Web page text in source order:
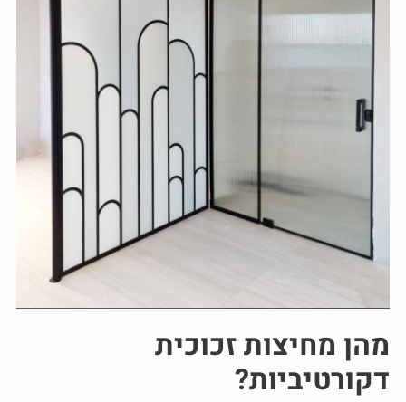
מהן מחיצות זכוכית
דקורטיביות?